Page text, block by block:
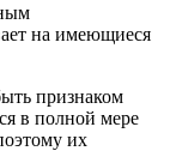
на имеющиеся
признаком
в полной мере
их